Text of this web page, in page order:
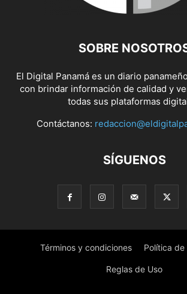
SOBRE
El Digital Panamá es un diario
con brindar información de calidad y
todas sus plataformas
Contáctanos:
SÍGUENOS
Términos y condiciones Política
Reglas de Uso